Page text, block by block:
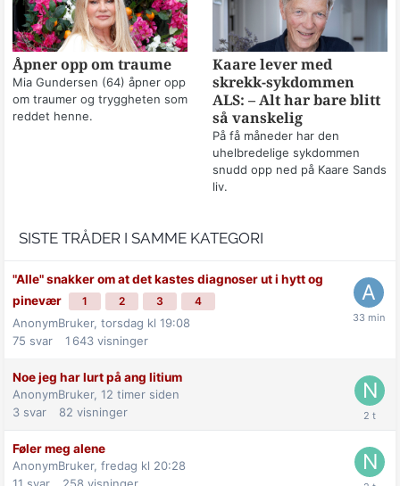
Åpner opp om traume
Mia Gundersen (64) åpner opp
om traumer og tryggheten som
reddet henne.
Kaare lever med
skrekk-sykdommen
ALS: – Alt har bare blitt
så vanskelig
På få måneder har den
uhelbredelige sykdommen
snudd opp ned på Kaare Sands
liv.
SISTE TRÅDER I SAMME KATEGORI
"Alle" snakker om at det kastes diagnoser ut i hytt og
pinevær
1 2 3 4
AnonymBruker, torsdag kl 19:08
75 svar 1 643 visninger
Noe jeg har lurt på ang litium
AnonymBruker, 12 timer siden
3 svar 82 visninger
Føler meg alene
AnonymBruker, fredag kl 20:28